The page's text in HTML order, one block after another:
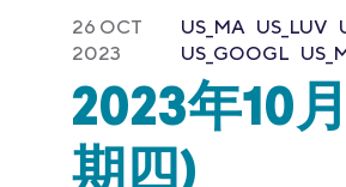
26 OCT
2023
US_MA US_LUV
US_GOOGL
2023年10
期四)